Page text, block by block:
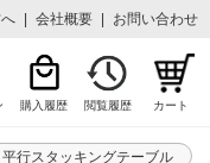
会社概要 お問い合わせ
購入履歴 閲覧履歴 カート
平行スタッキングテーブル